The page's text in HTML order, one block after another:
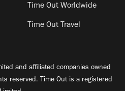
Time Out Worldwide
Time Out Travel
and affiliated companies owned
reserved. Time Out is a registered